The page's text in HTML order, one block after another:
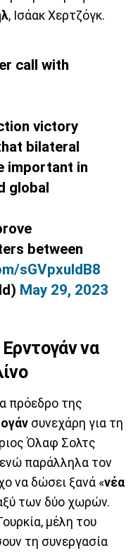
, Ισάακ Χερτζόγκ.
call with
victory
bilateral
important in
global
between
sGVpxuIdB8
May 29, 2023
να
πρόεδρο της
συνεχάρη για τη
Όλαφ Σολτς
παράλληλα τον
να δώσει ξανά «νέα
των δύο χωρών.
μέλη του
τη συνεργασία